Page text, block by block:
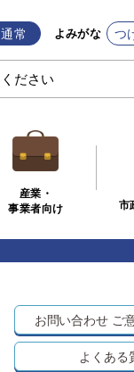
通常 よみがな つ
産業・
事業者向け
市
お問い合わせ ご
よくある